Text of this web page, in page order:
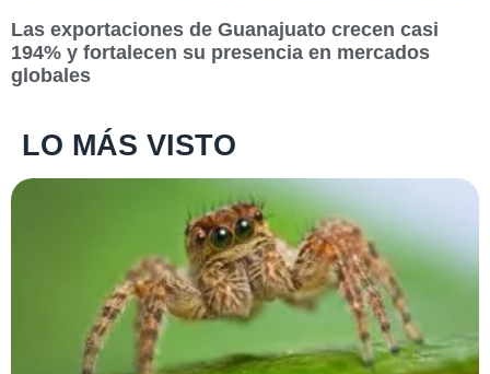
Las exportaciones de Guanajuato crecen casi
194% y fortalecen su presencia en mercados
globales
LO MÁS VISTO